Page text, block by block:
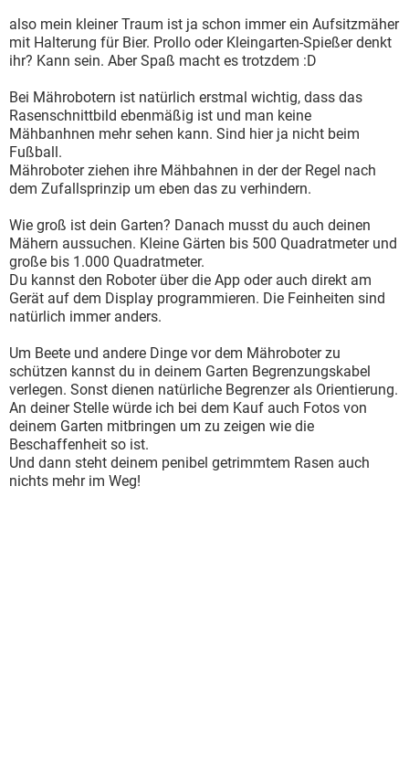
also mein kleiner Traum ist ja schon immer ein Aufsitzmäher
mit Halterung für Bier. Prollo oder Kleingarten-Spießer denkt
ihr? Kann sein. Aber Spaß macht es trotzdem :D
Bei Mährobotern ist natürlich erstmal wichtig, dass das
Rasenschnittbild ebenmäßig ist und man keine
Mähbanhnen mehr sehen kann. Sind hier ja nicht beim
Fußball.
Mähroboter ziehen ihre Mähbahnen in der der Regel nach
dem Zufallsprinzip um eben das zu verhindern.
Wie groß ist dein Garten? Danach musst du auch deinen
Mähern aussuchen. Kleine Gärten bis 500 Quadratmeter und
große bis 1.000 Quadratmeter.
Du kannst den Roboter über die App oder auch direkt am
Gerät auf dem Display programmieren. Die Feinheiten sind
natürlich immer anders.
Um Beete und andere Dinge vor dem Mähroboter zu
schützen kannst du in deinem Garten Begrenzungskabel
verlegen. Sonst dienen natürliche Begrenzer als Orientierung.
An deiner Stelle würde ich bei dem Kauf auch Fotos von
deinem Garten mitbringen um zu zeigen wie die
Beschaffenheit so ist.
Und dann steht deinem penibel getrimmtem Rasen auch
nichts mehr im Weg!